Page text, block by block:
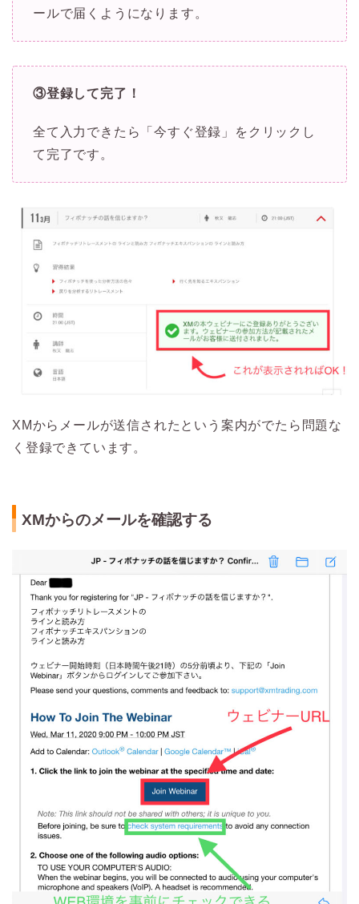
ールで届くようになります。
③登録して完了！
全て入力できたら「今すぐ登録」をクリックし
て完了です。
XMからメールが送信されたという案内がでたら問題な
く登録できています。
XMからのメールを確認する